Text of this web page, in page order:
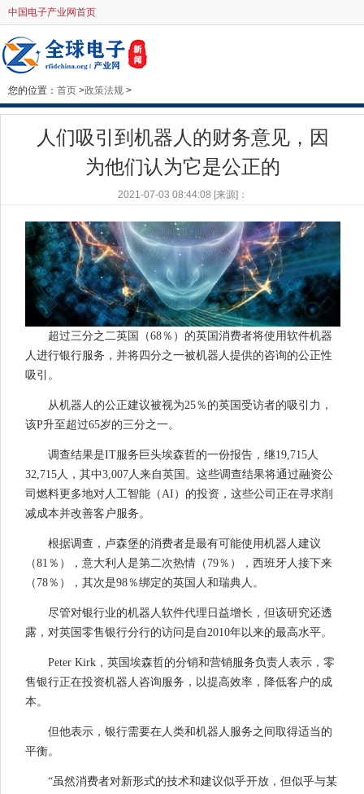
中国电子产业网首页
您的位置： 首页 >政策法规 >
人们吸引到机器人的财务意见，因
为他们认为它是公正的
2021-07-03 08:44:08 [来源]：
超过三分之二英国（68％）的英国消费者将使用软件机器
人进行银行服务，并将四分之一被机器人提供的咨询的公正性
吸引。
从机器人的公正建议被视为25％的英国受访者的吸引力，
该P升至超过65岁的三分之一。
调查结果是IT服务巨头埃森哲的一份报告，继19,715人
32,715人，其中3,007人来自英国。这些调查结果将通过融资公
司燃料更多地对人工智能（AI）的投资，这些公司正在寻求削
减成本并改善客户服务。
根据调查，卢森堡的消费者是最有可能使用机器人建议
（81％），意大利人是第二次热情（79％），西班牙人接下来
（78％），其次是98％绑定的英国人和瑞典人。
尽管对银行业的机器人软件代理日益增长，但该研究还透
露，对英国零售银行分行的访问是自2010年以来的最高水平。
Peter Kirk，英国埃森哲的分销和营销服务负责人表示，零
售银行正在投资机器人咨询服务，以提高效率，降低客户的成
本。
但他表示，银行需要在人类和机器人服务之间取得适当的
平衡。
“虽然消费者对新形式的技术和建议似乎开放，但似乎与某